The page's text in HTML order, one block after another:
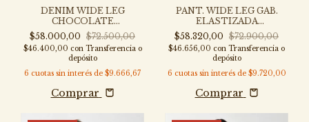
DENIM WIDE LEG
CHOCOLATE
LOCALIZADO - P313B-47
$58.000,00 $72.500,00
$46.400,00 con Transferencia o
depósito
6 cuotas sin interés de $9.666,67
Comprar
PANT. WIDE LEG GAB.
ELASTIZADA
C/ALFORZAS BEIGE -
P317B-PZ
$58.320,00 $72.900,00
$46.656,00 con Transferencia o
depósito
6 cuotas sin interés de $9.720,00
Comprar